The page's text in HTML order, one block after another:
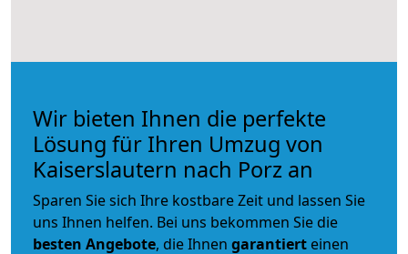
Wir bieten Ihnen die perfekte
Lösung für Ihren Umzug von
Kaiserslautern nach Porz an
Sparen Sie sich Ihre kostbare Zeit und lassen Sie
uns Ihnen helfen. Bei uns bekommen Sie die
besten Angebote, die Ihnen garantiert einen